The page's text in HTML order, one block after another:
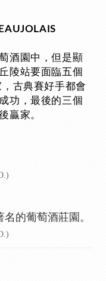
酒園中，但是顯
陵站要面臨五個
古典賽好手都會
功，最後的三個
贏家。
名的葡萄酒莊園。